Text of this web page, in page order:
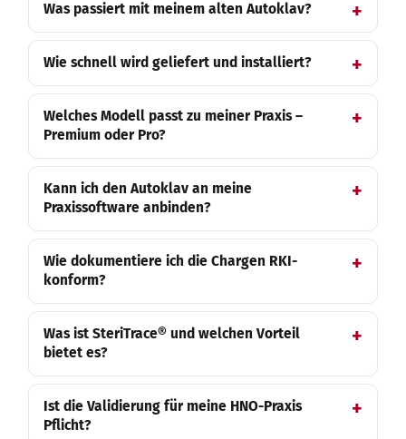
Was passiert mit meinem alten Autoklav?
Wie schnell wird geliefert und installiert?
Welches Modell passt zu meiner Praxis –
Premium oder Pro?
Kann ich den Autoklav an meine
Praxissoftware anbinden?
Wie dokumentiere ich die Chargen RKI-
konform?
Was ist SteriTrace® und welchen Vorteil
bietet es?
Ist die Validierung für meine HNO-Praxis
Pflicht?